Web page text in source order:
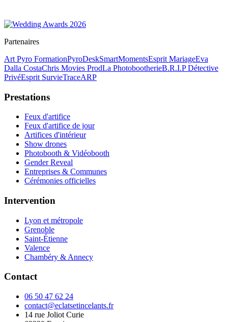
Partenaires
Art Pyro FormationPyroDeskSmartMomentsEsprit MariageEva
Dalla CostaChris Movies ProdLa PhotobootherieB.R.I.P Détective
PrivéEsprit SurvieTraceARP
Prestations
Feux d'artifice
Feux d'artifice de jour
Artifices d'intérieur
Show drones
Photobooth & Vidéobooth
Gender Reveal
Entreprises & Communes
Cérémonies officielles
Intervention
Lyon et métropole
Grenoble
Saint-Étienne
Valence
Chambéry & Annecy
Contact
06 50 47 62 24
contact@eclatsetincelants.fr
14 rue Joliot Curie